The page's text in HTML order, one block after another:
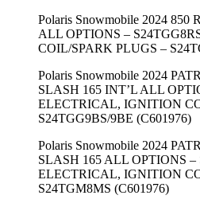
Polaris Snowmobile 2024
ALL OPTIONS –
COIL/SPARK PLUGS –
Polaris Snowmobile 2024
SLASH 165 INT’L ALL
ELECTRICAL, IGNITION
S24TGG9BS/9BE (C601976)
Polaris Snowmobile 2024
SLASH 165 ALL OPTIONS –
ELECTRICAL, IGNITION
S24TGM8MS (C601976)